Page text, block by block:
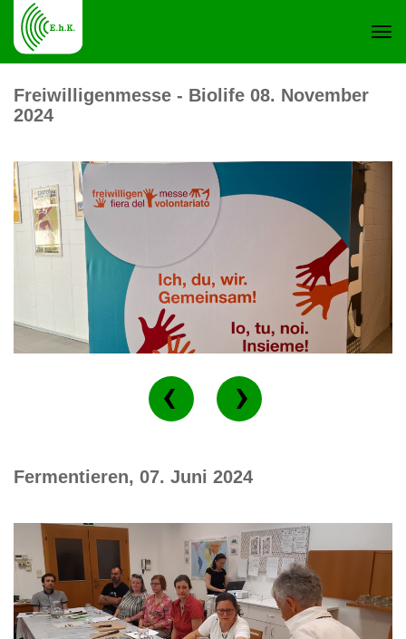
Freiwilligenmesse - Biolife 08. November
2024
Fermentieren, 07. Juni 2024